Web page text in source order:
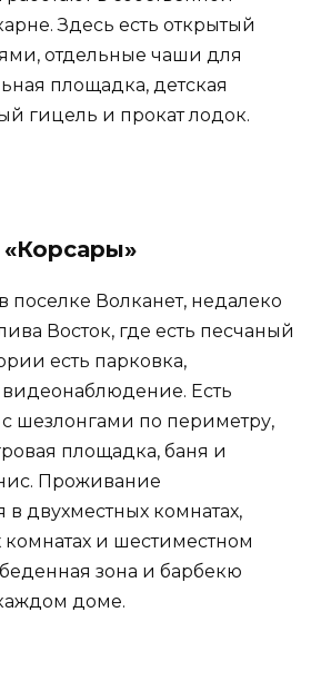
Здесь есть открытый
отдельные чаши для
площадка, детская
гицель и прокат лодок.
поселке Волканет, недалеко
Восток, где есть песчаный
есть парковка,
Есть
шезлонгами по периметру,
площадка, баня и
Проживание
в двухместных комнатах,
и шестиместном
зона и барбекю
доме.